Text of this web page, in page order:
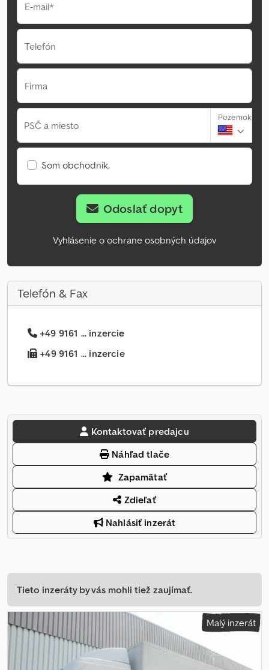
E-mail*
Telefón
Firma
PSČ a miesto
Pozemok
Som obchodník.
Odoslať dopyt
Vyhlásenie o ochrane osobných údajov
Telefón & Fax
+49 9161 ... inzercie
+49 9161 ... inzercie
Kontaktovať predajcu
Náhľad tlače
Zapamätať
Zdieľať
Nahlásiť inzerát
Tieto inzeráty by vás mohli tiež zaujímať.
Malý inzerát